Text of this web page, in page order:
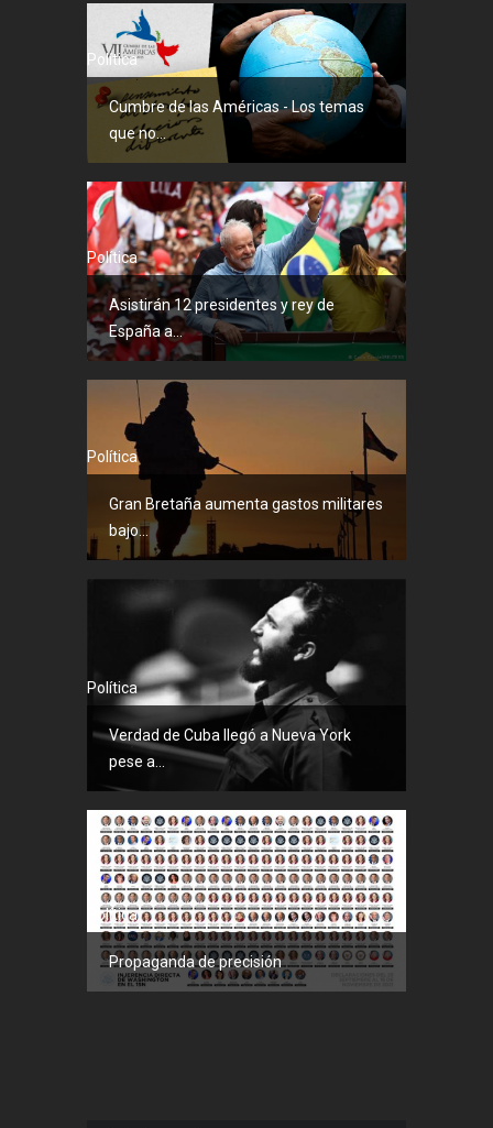
Política
Cumbre de las Américas - Los temas
que no...
Política
Asistirán 12 presidentes y rey de
España a...
Política
Gran Bretaña aumenta gastos militares
bajo...
Política
Verdad de Cuba llegó a Nueva York
pese a...
Política
Propaganda de precisión